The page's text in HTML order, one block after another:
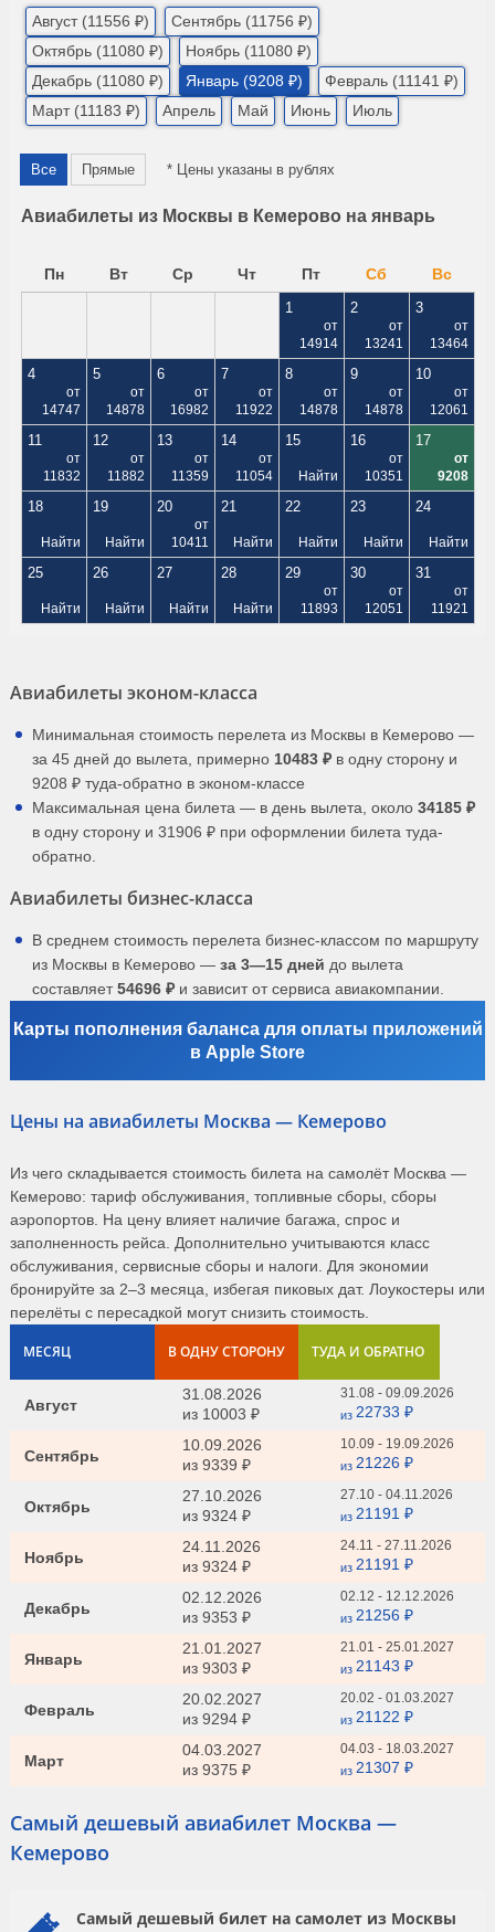
Август (11556 ₽)
Сентябрь (11756 ₽)
Октябрь (11080 ₽)
Ноябрь (11080 ₽)
Декабрь (11080 ₽)
Январь (9208 ₽)
Февраль (11141 ₽)
Март (11183 ₽)
Апрель Май Июнь Июль
Все Прямые * Цены указаны в рублях
Авиабилеты из Москвы в Кемерово на январь
Пн Вт Ср Чт Пт Сб Вс
1
от
14914
2
от
13241
3
от
13464
4
от
14747
5
от
14878
6
от
16982
7
от
11922
8
от
14878
9
от
14878
10
от
12061
11
от
11832
12
от
11882
13
от
11359
14
от
11054
15
Найти
16
от
10351
17
от
9208
18
Найти
19
Найти
20
от
10411
21
Найти
22
Найти
23
Найти
24
Найти
25
Найти
26
Найти
27
Найти
28
Найти
29
от
11893
30
от
12051
31
от
11921
Авиабилеты эконом-класса
Минимальная стоимость перелета из Москвы в Кемерово —
за 45 дней до вылета, примерно 10483 ₽ в одну сторону и
9208 ₽ туда-обратно в эконом-классе
Максимальная цена билета — в день вылета, около 34185 ₽
в одну сторону и 31906 ₽ при оформлении билета туда-
обратно.
Авиабилеты бизнес-класса
В среднем стоимость перелета бизнес-классом по маршруту
из Москвы в Кемерово — за 3—15 дней до вылета
составляет54696 ₽ и зависит от сервиса авиакомпании.
Карты пополнения баланса для оплаты приложений
в Apple Store
Цены на авиабилеты Москва — Кемерово
Из чего складывается стоимость билета на самолёт Москва —
Кемерово: тариф обслуживания, топливные сборы, сборы
аэропортов. На цену влияет наличие багажа, спрос и
заполненность рейса. Дополнительно учитываются класс
обслуживания, сервисные сборы и налоги. Для экономии
бронируйте за 2–3 месяца, избегая пиковых дат. Лоукостеры или
перелёты с пересадкой могут снизить стоимость.
МЕСЯЦ В ОДНУ СТОРОНУ ТУДА И ОБРАТНО
Август
31.08.2026
из 10003 ₽
31.08 - 09.09.2026
из 22733 ₽
Сентябрь
10.09.2026
из 9339 ₽
10.09 - 19.09.2026
из 21226 ₽
Октябрь
27.10.2026
из 9324 ₽
27.10 - 04.11.2026
из 21191 ₽
Ноябрь
24.11.2026
из 9324 ₽
24.11 - 27.11.2026
из 21191 ₽
Декабрь
02.12.2026
из 9353 ₽
02.12 - 12.12.2026
из 21256 ₽
Январь
21.01.2027
из 9303 ₽
21.01 - 25.01.2027
из 21143 ₽
Февраль
20.02.2027
из 9294 ₽
20.02 - 01.03.2027
из 21122 ₽
Март
04.03.2027
из 9375 ₽
04.03 - 18.03.2027
из 21307 ₽
Самый дешевый авиабилет Москва —
Кемерово
Самый дешевый билет на самолет из Москвы